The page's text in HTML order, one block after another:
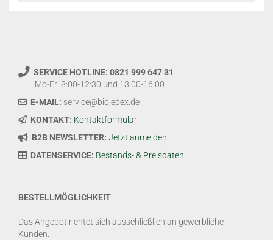
SERVICE HOTLINE: 0821 999 647 31
Mo-Fr: 8:00-12:30 und 13:00-16:00
E-MAIL: service@bioledex.de
KONTAKT: Kontaktformular
B2B NEWSLETTER: Jetzt anmelden
DATENSERVICE: Bestands- & Preisdaten
BESTELLMÖGLICHKEIT
Das Angebot richtet sich ausschließlich an gewerbliche
Kunden.